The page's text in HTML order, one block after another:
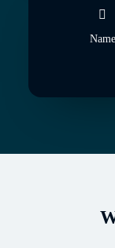
Name